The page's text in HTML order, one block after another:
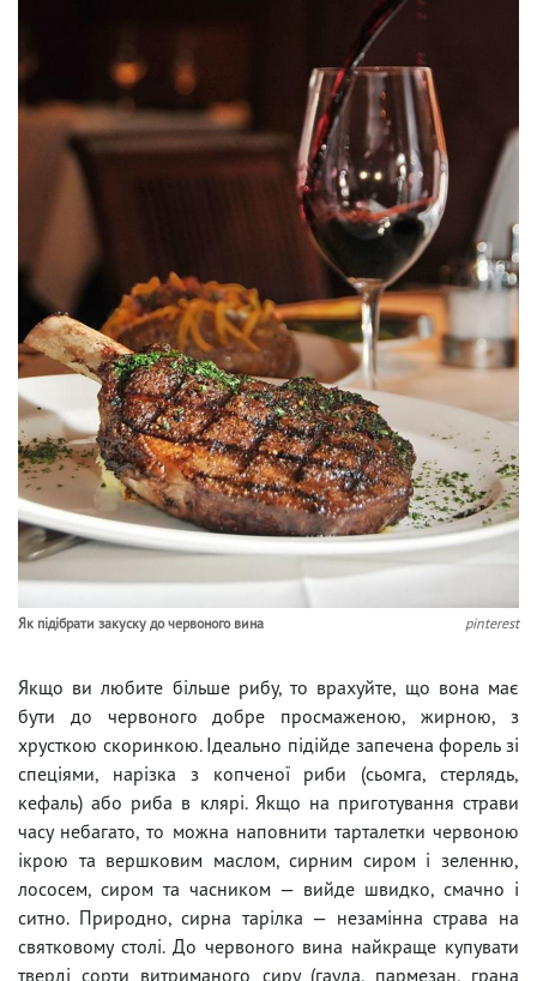
Як підібрати закуску до червоного вина pinterest
Якщо ви любите більше рибу, то врахуйте, що вона має
бути до червоного добре просмаженою, жирною, з
хрусткою скоринкою. Ідеально підійде запечена форель зі
спеціями, нарізка з копченої риби (сьомга, стерлядь,
кефаль) або риба в клярі. Якщо на приготування страви
часу небагато, то можна наповнити тарталетки червоною
ікрою та вершковим маслом, сирним сиром і зеленню,
лососем, сиром та часником — вийде швидко, смачно і
ситно. Природно, сирна тарілка — незамінна страва на
святковому столі. До червоного вина найкраще купувати
тверді сорти витриманого сиру (гауда, пармезан, грана